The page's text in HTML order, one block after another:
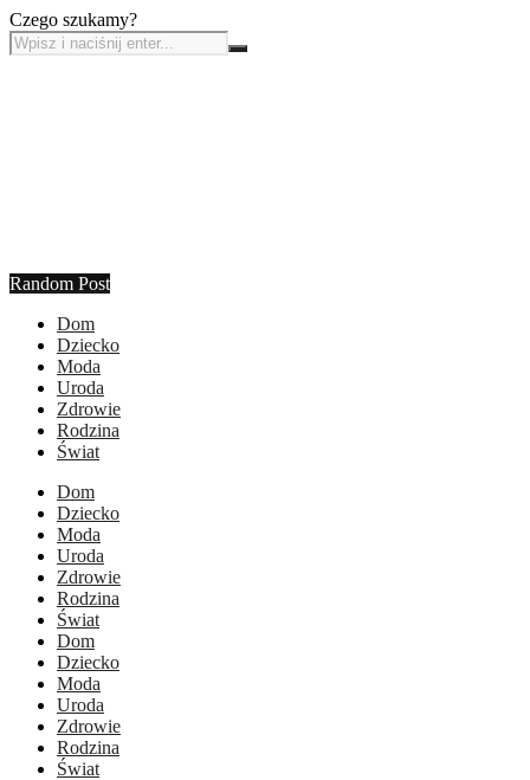
Czego szukamy?
Random Post
Dom
Dziecko
Moda
Uroda
Zdrowie
Rodzina
Świat
Dom
Dziecko
Moda
Uroda
Zdrowie
Rodzina
Świat
Dom
Dziecko
Moda
Uroda
Zdrowie
Rodzina
Świat